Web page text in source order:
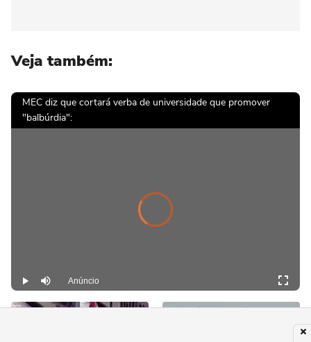
Veja também:
MEC diz que cortará verba de universidade que promover
"balbúrdia":
Vi
d
e
o
Pl
a
y
er
i
s
l
o
a
di
n
g.
Play Mutar Anúncio